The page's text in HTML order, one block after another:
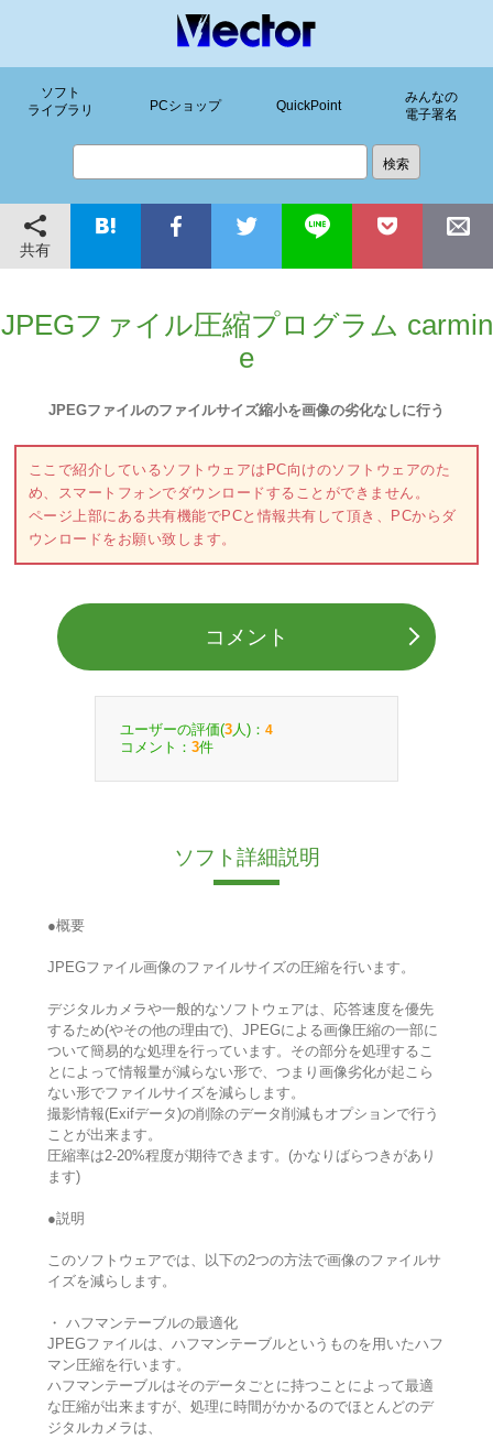
ソフト
ライブラリ
PCショップ QuickPoint
みんなの
電子署名
共有
JPEGファイル圧縮プログラム carmin
e
JPEGファイルのファイルサイズ縮小を画像の劣化なしに行う
ここで紹介しているソフトウェアはPC向けのソフトウェアのた
め、スマートフォンでダウンロードすることができません。
ページ上部にある共有機能でPCと情報共有して頂き、PCからダ
ウンロードをお願い致します。
コメント
ユーザーの評価(3 人)： 4
コメント： 3件
ソフト詳細説明
●概要
JPEGファイル画像のファイルサイズの圧縮を行います。
デジタルカメラや一般的なソフトウェアは、応答速度を優先
するため(やその他の理由で)、JPEGによる画像圧縮の一部に
ついて簡易的な処理を行っています。その部分を処理するこ
とによって情報量が減らない形で、つまり画像劣化が起こら
ない形でファイルサイズを減らします。
撮影情報(Exifデータ)の削除のデータ削減もオプションで行う
ことが出来ます。
圧縮率は2-20%程度が期待できます。(かなりばらつきがあり
ます)
●説明
このソフトウェアでは、以下の2つの方法で画像のファイルサ
イズを減らします。
・ ハフマンテーブルの最適化
JPEGファイルは、ハフマンテーブルというものを用いたハフ
マン圧縮を行います。
ハフマンテーブルはそのデータごとに持つことによって最適
な圧縮が出来ますが、処理に時間がかかるのでほとんどのデ
ジタルカメラは、